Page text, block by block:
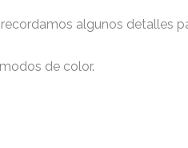
algunos detalles
de color.